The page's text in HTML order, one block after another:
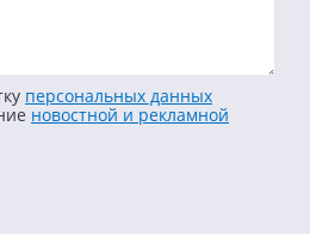
персональных данных
новостной и рекламной